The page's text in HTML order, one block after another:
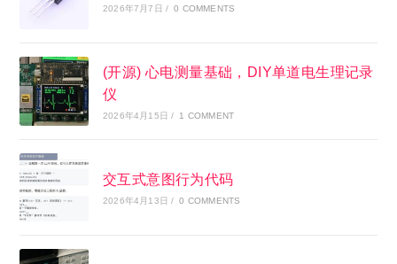
2026年7月7日 / 0 COMMENTS
(开源) 心电测量基础，DIY单道电生理记录
仪
2026年4月15日 / 1 COMMENT
交互式意图行为代码
2026年4月13日 / 0 COMMENTS